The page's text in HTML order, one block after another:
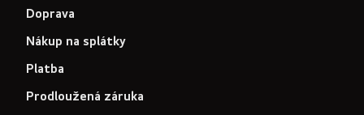
Doprava
Nákup na splátky
Platba
Prodloužená záruka